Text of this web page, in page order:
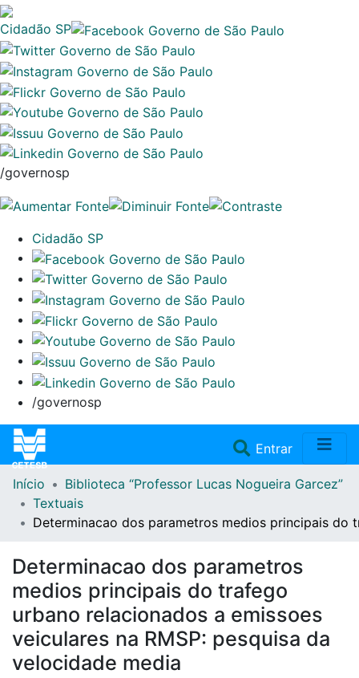
Cidadão SP
/governosp
Cidadão SP
/governosp
Entrar(current)
Home
Repositório
Doações/Aquisições
Fale Conosco
Início
Biblioteca “Professor Lucas Nogueira Garcez”
Textuais
Determinacao dos parametros medios principais do
Determinacao dos parametros
medios principais do trafego
urbano relacionados a emissoes
veiculares na RMSP: pesquisa da
velocidade media